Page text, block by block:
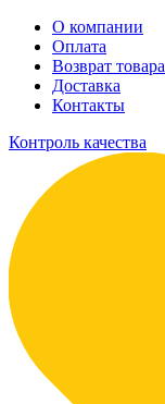
О компании
Оплата
Возврат товара
Доставка
Контакты
Контроль качества